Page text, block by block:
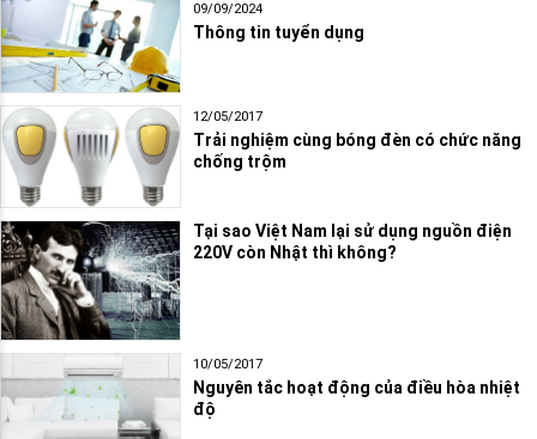
09/09/2024
Thông tin tuyển dụng
12/05/2017
Trải nghiệm cùng bóng đèn có chức năng
chống trộm
Tại sao Việt Nam lại sử dụng nguồn điện
220V còn Nhật thì không?
10/05/2017
Nguyên tắc hoạt động của điều hòa nhiệt
độ